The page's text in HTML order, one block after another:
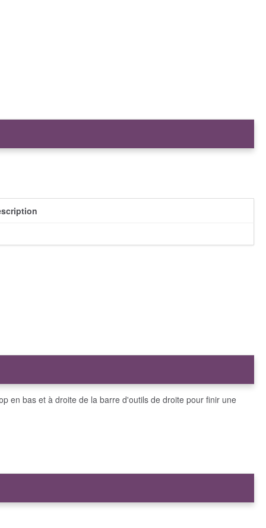
en bas et à droite de la barre d'outils de droite pour finir une